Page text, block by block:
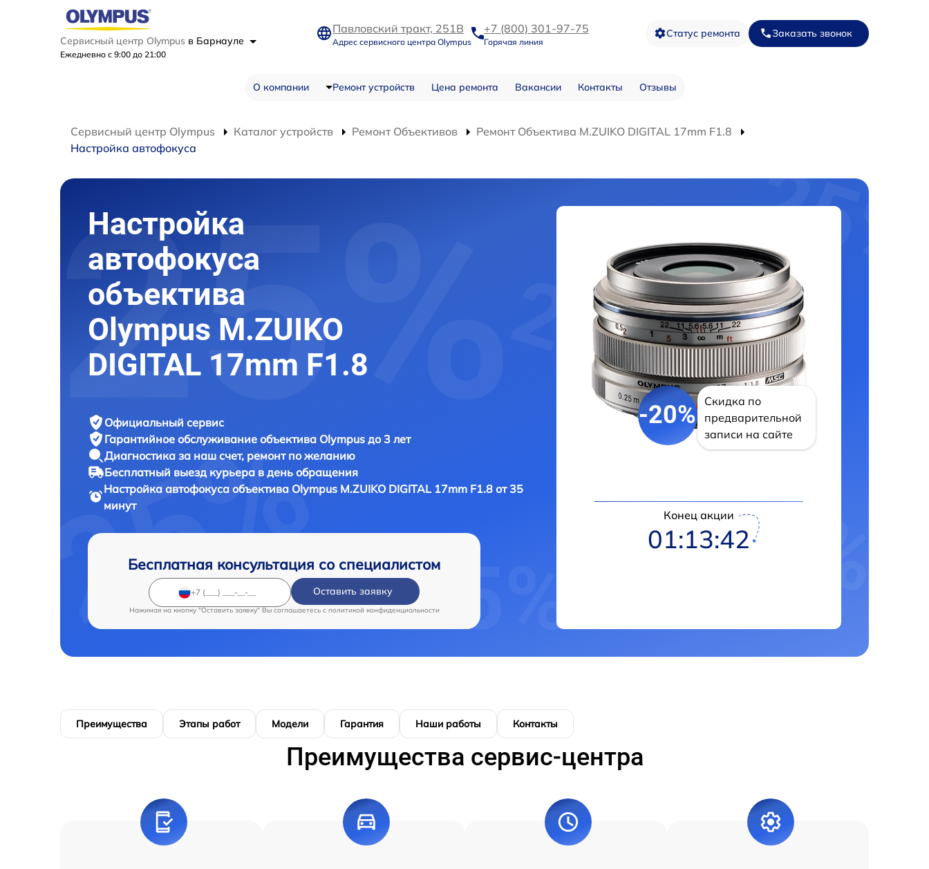
Сервисный центр Olympus в Барнауле
Ежедневно с 9:00 до 21:00
Павловский тракт, 251В
Адрес сервисного центра Olympus
+7 (800) 301-97-75
Горячая линия
Статус ремонта Заказать звонок
О компании Ремонт устройств Цена ремонта Вакансии Контакты Отзывы
Сервисный центр Olympus Каталог устройств Ремонт Объективов
Ремонт Объектива M.ZUIKO DIGITAL 17mm F1.8
Настройка автофокуса
Настройка
автофокуса
объектива
Olympus M.ZUIKO
DIGITAL 17mm F1.8
Официальный сервис
Гарантийное обслуживание объектива Olympus до 3 лет
Диагностика за наш счет, ремонт по желанию
Бесплатный выезд курьера в день обращения
Настройка автофокуса объектива Olympus M.ZUIKO DIGITAL 17mm F1.8 от 35
минут
Бесплатная консультация со специалистом
Оставить заявку
Нажимая на кнопку "Оставить заявку" Вы соглашаетесь c политикой конфиденциальности
-20%
Скидка по
предварительной
записи на сайте
Конец акции
01:13:42
Преимущества Этапы работ Модели Гарантия Наши работы Контакты
Преимущества сервис-центра